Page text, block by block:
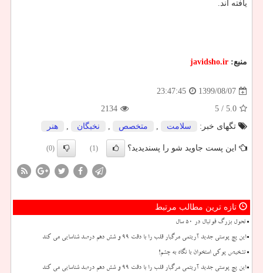
یافته اند.
منبع: javidsho.ir
1399/08/07
23:47:45
5.0
/ 5
2134
تگهای خبر:
سلامت , متخصص , نخبگان , هنر
این پست جاوید شو را پسندیدید؟ (1)
(0)
تازه ترین مطالب مرتبط
تحول بزرگ فوتبال در ۵۰ سال
این پچ پوستی جدید آریتمی مرگبار قلب را با دقت ۹۹ و شش دهم درصد شناسایی می کند
تشخیص پوکی استخوان با نگاه به چشم!
این پچ پوستی جدید آریتمی مرگبار قلب را با دقت ۹۹ و شش دهم درصد شناسایی می کند